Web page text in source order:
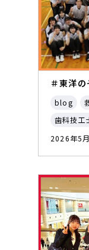
＃東洋の
blog
歯科技工
2026年5